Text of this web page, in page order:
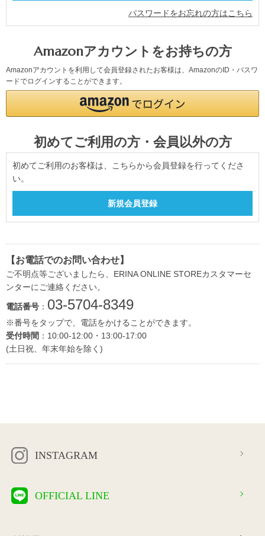
パスワードをお忘れの方はこちら
Amazonアカウントをお持ちの方
Amazonアカウントを利用して会員登録されたお客様は、AmazonのID・パスワ
ードでログインすることができます。
初めてご利用の方・会員以外の方
初めてご利用のお客様は、こちらから会員登録を行ってくださ
い。
【お電話でのお問い合わせ】
ご不明点等ございましたら、ERINA ONLINE STOREカスタマーセ
ンターにご連絡ください。
電話番号 ： 03-5704-8349
※番号をタップで、電話をかけることができます。
受付時間 ：10:00-12:00・13:00-17:00
(土日祝、年末年始を除く)
INSTAGRAM
OFFICIAL LINE